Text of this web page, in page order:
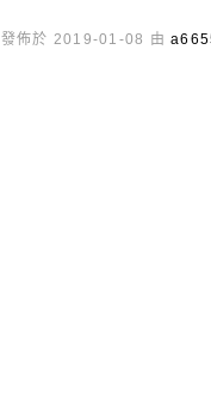
發佈於 2019-01-08 由